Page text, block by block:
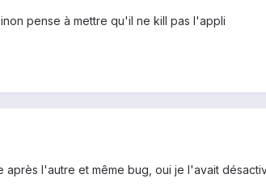
pense à mettre qu'il ne kill pas l'appli
après l'autre et même bug, oui je l'avait